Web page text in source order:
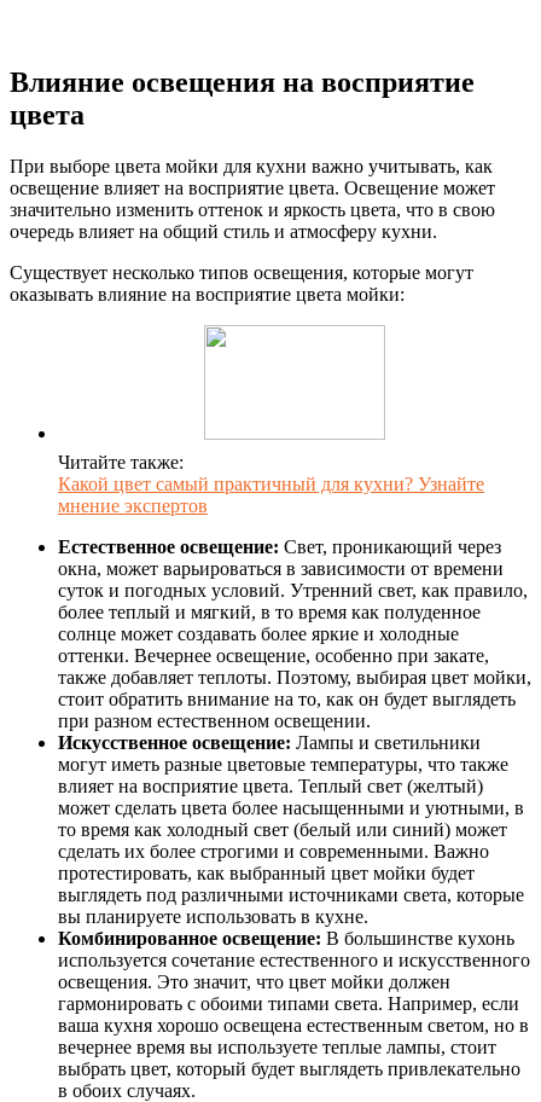
Влияние освещения на восприятие
цвета
При выборе цвета мойки для кухни важно учитывать, как
освещение влияет на восприятие цвета. Освещение может
значительно изменить оттенок и яркость цвета, что в свою
очередь влияет на общий стиль и атмосферу кухни.
Существует несколько типов освещения, которые могут
оказывать влияние на восприятие цвета мойки:
Читайте также:
Какой цвет самый практичный для кухни? Узнайте
мнение экспертов
Естественное освещение: Свет, проникающий через
окна, может варьироваться в зависимости от времени
суток и погодных условий. Утренний свет, как правило,
более теплый и мягкий, в то время как полуденное
солнце может создавать более яркие и холодные
оттенки. Вечернее освещение, особенно при закате,
также добавляет теплоты. Поэтому, выбирая цвет мойки,
стоит обратить внимание на то, как он будет выглядеть
при разном естественном освещении.
Искусственное освещение: Лампы и светильники
могут иметь разные цветовые температуры, что также
влияет на восприятие цвета. Теплый свет (желтый)
может сделать цвета более насыщенными и уютными, в
то время как холодный свет (белый или синий) может
сделать их более строгими и современными. Важно
протестировать, как выбранный цвет мойки будет
выглядеть под различными источниками света, которые
вы планируете использовать в кухне.
Комбинированное освещение: В большинстве кухонь
используется сочетание естественного и искусственного
освещения. Это значит, что цвет мойки должен
гармонировать с обоими типами света. Например, если
ваша кухня хорошо освещена естественным светом, но в
вечернее время вы используете теплые лампы, стоит
выбрать цвет, который будет выглядеть привлекательно
в обоих случаях.